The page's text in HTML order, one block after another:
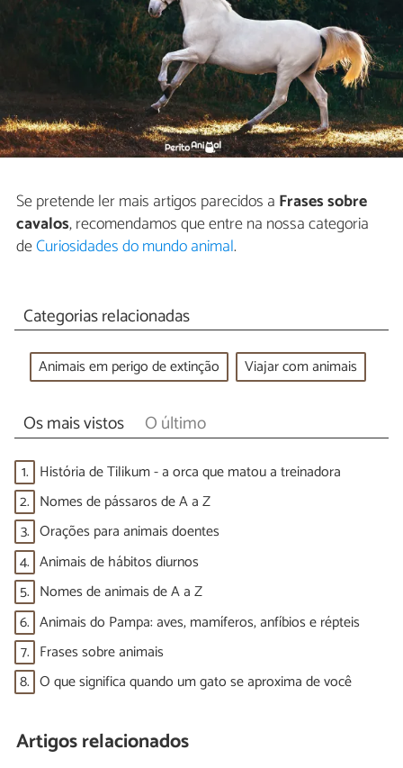
Se pretende ler mais artigos parecidos a Frases sobre
cavalos, recomendamos que entre na nossa categoria
deCuriosidades do mundo animal.
Categorias relacionadas
Animais em perigo de extinção Viajar com animais
Os mais vistos O último
1. História de Tilikum - a orca que matou a treinadora
2. Nomes de pássaros de A a Z
3. Orações para animais doentes
4. Animais de hábitos diurnos
5. Nomes de animais de A a Z
6. Animais do Pampa: aves, mamíferos, anfíbios e répteis
7. Frases sobre animais
8. O que significa quando um gato se aproxima de você
Artigos relacionados